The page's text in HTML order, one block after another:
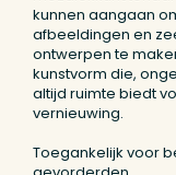
kunnen aangaan
afbeeldingen en
ontwerpen te
kunstvorm die,
altijd ruimte biedt
vernieuwing.
Toegankelijk voor